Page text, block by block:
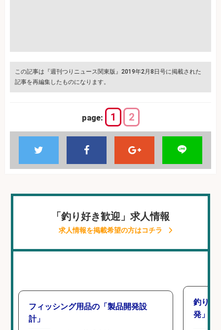
この記事は『週刊つりニュース関東版』2019年2月8日号に掲載された
記事を再編集したものになります。
page: 1 2
「釣り好き歓迎」求人情報
求人情報を掲載希望の方はコチラ
フィッシング用品の「製品開発設
計」
釣り好
発」/